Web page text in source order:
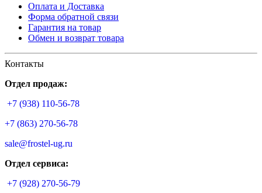
Оплата и Доставка
Форма обратной связи
Гарантия на товар
Обмен и возврат товара
Контакты
Отдел продаж:
+7 (938) 110-56-78
+7 (863) 270-56-78
sale@frostel-ug.ru
Отдел сервиса:
+7 (928) 270-56-79